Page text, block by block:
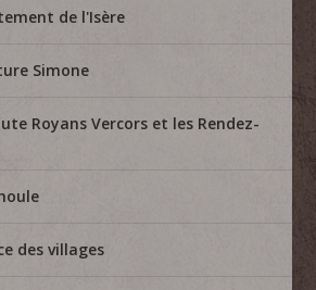
de l'Isère
Simone
Royans Vercors et les Rendez-
des villages